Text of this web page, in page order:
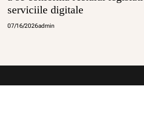
serviciile digitale
07/16/2026admin